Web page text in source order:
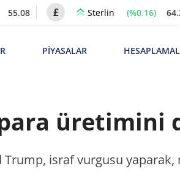
55.08 Sterlin (%0.16)
PİYASALAR
üretimini
Trump, israf vurgusu